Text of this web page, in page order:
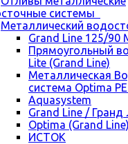
системы
Металлический
Grand Line 125/90
Прямоугольный
Lite (Grand Line)
Металлическая
система Optima
Aquasystem
Grand Line / Гранд
Optima (Grand Line)
ИСТОК